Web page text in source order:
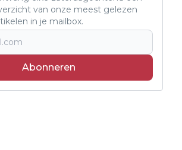
van onze meest gelezen
in je mailbox.
Abonneren